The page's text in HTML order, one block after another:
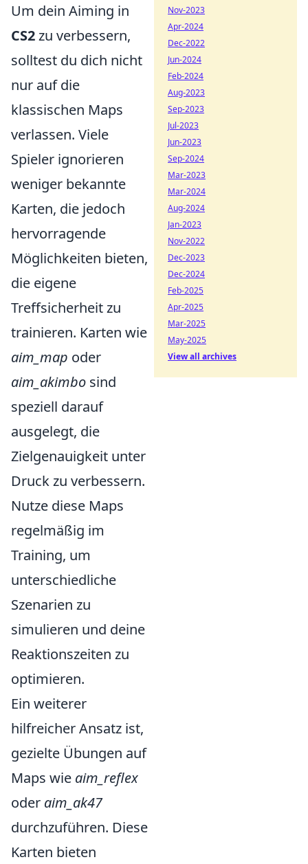
Um dein Aiming in
CS2zu verbessern,
solltest du dich nicht
nur auf die
klassischen Maps
verlassen. Viele
Spieler ignorieren
weniger bekannte
Karten, die jedoch
hervorragende
Möglichkeiten bieten,
die eigene
Treffsicherheit zu
trainieren. Karten wie
aim_map oder
aim_akimbo sind
speziell darauf
ausgelegt, die
Zielgenauigkeit unter
Druck zu verbessern.
Nutze diese Maps
regelmäßig im
Training, um
unterschiedliche
Szenarien zu
simulieren und deine
Reaktionszeiten zu
optimieren.
Ein weiterer
hilfreicher Ansatz ist,
gezielte Übungen auf
Maps wie aim_reflex
oder aim_ak47
durchzuführen. Diese
Karten bieten
Nov-2023
Apr-2024
Dec-2022
Jun-2024
Feb-2024
Aug-2023
Sep-2023
Jul-2023
Jun-2023
Sep-2024
Mar-2023
Mar-2024
Aug-2024
Jan-2023
Nov-2022
Dec-2023
Dec-2024
Feb-2025
Apr-2025
Mar-2025
May-2025
View all archives